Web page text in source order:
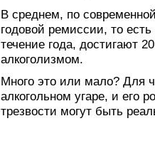
В среднем, по
годовой ремиссии, то
течение года, достигают
алкоголизмом.
Много это или мало? Для
алкогольном угаре, и его
трезвости могут быть